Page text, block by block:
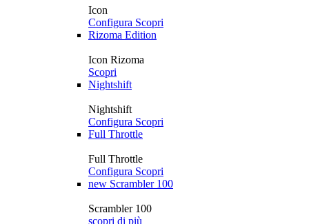
Icon
Configura Scopri
Rizoma Edition
Icon Rizoma
Scopri
Nightshift
Nightshift
Configura Scopri
Full Throttle
Full Throttle
Configura Scopri
new Scrambler 100
Scrambler 100
scopri di più